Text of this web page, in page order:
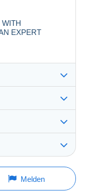
EXPERT
müssen Sie
00:06:27
Melden